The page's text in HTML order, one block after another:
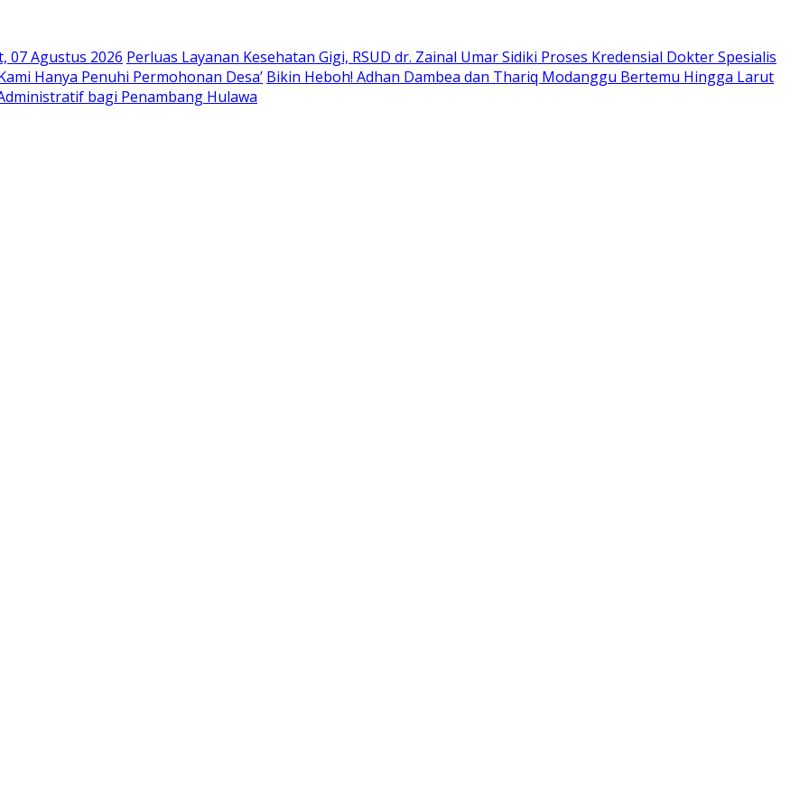
07 Agustus 2026 Perluas Layanan Kesehatan Gigi, RSUD dr. Zainal Umar Sidiki Proses Kredensial Dokter Spesialis
Hanya Penuhi Permohonan Desa’ Bikin Heboh! Adhan Dambea dan Thariq Modanggu Bertemu Hingga Larut
bagi Penambang Hulawa